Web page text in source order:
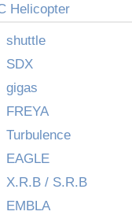
Helicopter
shuttle
SDX
gigas
FREYA
Turbulence
EAGLE
X.R.B / S.R.B
EMBLA